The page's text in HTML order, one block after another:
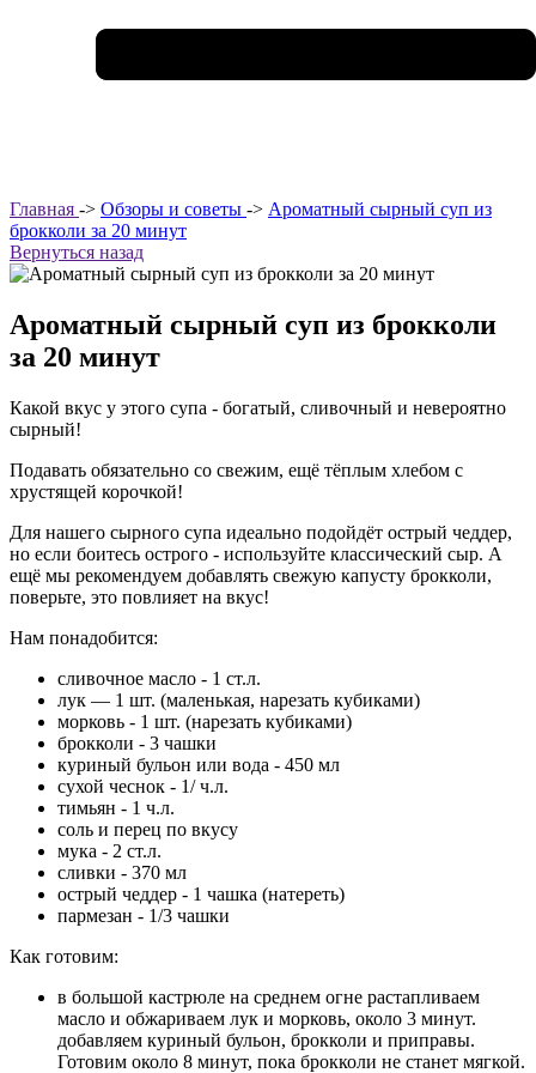
Главная -> Обзоры и советы -> Ароматный сырный суп из
брокколи за 20 минут
Вернуться назад
Ароматный сырный суп из брокколи
за 20 минут
Какой вкус у этого супа - богатый, сливочный и невероятно
сырный!
Подавать обязательно со свежим, ещё тёплым хлебом с
хрустящей корочкой!
Для нашего сырного супа идеально подойдёт острый чеддер,
но если боитесь острого - используйте классический сыр. А
ещё мы рекомендуем добавлять свежую капусту брокколи,
поверьте, это повлияет на вкус!
Нам понадобится:
сливочное масло - 1 ст.л.
лук — 1 шт. (маленькая, нарезать кубиками)
морковь - 1 шт. (нарезать кубиками)
брокколи - 3 чашки
куриный бульон или вода - 450 мл
сухой чеснок - 1/ ч.л.
тимьян - 1 ч.л.
соль и перец по вкусу
мука - 2 ст.л.
сливки - 370 мл
острый чеддер - 1 чашка (натереть)
пармезан - 1/3 чашки
Как готовим:
в большой кастрюле на среднем огне растапливаем
масло и обжариваем лук и морковь, около 3 минут.
добавляем куриный бульон, брокколи и приправы.
Готовим около 8 минут, пока брокколи не станет мягкой.